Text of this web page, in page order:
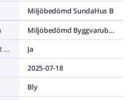
Miljöbedömd SundaHus B
Miljöbedömd Byggvarubedömning Accepteras
Informationsplikt enligt REACH
Ja
2025-07-18
Bly